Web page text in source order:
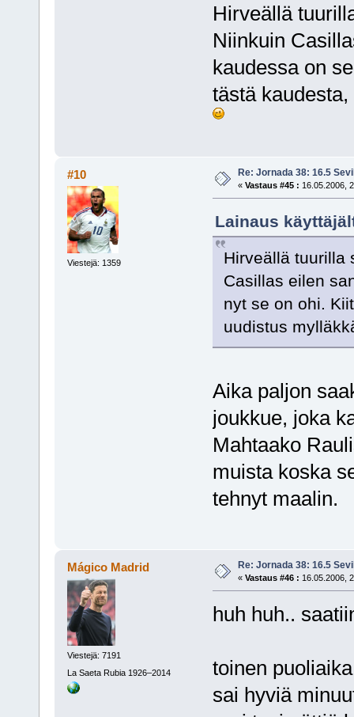
Hirveällä
Niinkuin
kaudessa on
tästä
#10
Viestejä: 1359
Re: Jornada 38: 16.5
« Vastaus #45 : 16.05.2006,
Lainaus
Hirveällä tuurilla
Casillas eilen
nyt se on ohi.
uudistus
Aika paljon
joukkue, joka
Mahtaako
muista koska
tehnyt maalin.
Mágico Madrid
Viestejä: 7191
La Saeta Rubia 1926–2014
Re: Jornada 38: 16.5
« Vastaus #46 : 16.05.2006,
huh huh..
toinen
sai hyviä